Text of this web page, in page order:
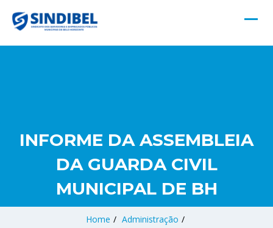
INFORME DA ASSEMBLEIA
DA GUARDA CIVIL
MUNICIPAL DE BH
Home / Administração /